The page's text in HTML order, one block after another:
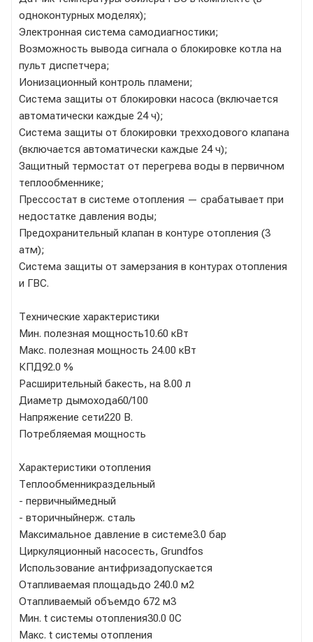
одноконтурных моделях);
Электронная система самодиагностики;
Возможность вывода сигнала о блокировке котла на
пульт диспетчера;
Ионизационный контроль пламени;
Система защиты от блокировки насоса (включается
автоматически каждые 24 ч);
Система защиты от блокировки трехходового клапана
(включается автоматически каждые 24 ч);
Защитный термостат от перегрева воды в первичном
теплообменнике;
Прессостат в системе отопления — срабатывает при
недостатке давления воды;
Предохранительный клапан в контуре отопления (3
атм);
Система защиты от замерзания в контурах отопления
и ГВС.
Технические характеристики
Мин. полезная мощность10.60 кВт
Макс. полезная мощность 24.00 кВт
КПД92.0 %
Расширительный бакесть, на 8.00 л
Диаметр дымохода60/100
Напряжение сети220 В.
Потребляемая мощность
Характеристики отопления
Теплообменникраздельный
- первичныймедный
- вторичныйнерж. сталь
Максимальное давление в системе3.0 бар
Циркуляционный насосесть, Grundfos
Использование антифризадопускается
Отапливаемая площадьдо 240.0 м2
Отапливаемый объемдо 672 м3
Мин. t системы отопления30.0 0C
Макс. t системы отопления